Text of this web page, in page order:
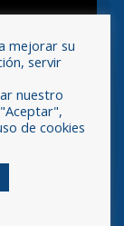
mejorar su
servir
nuestro
de cookies